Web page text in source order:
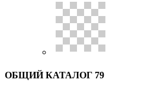
ОБЩИЙ КАТАЛОГ 79